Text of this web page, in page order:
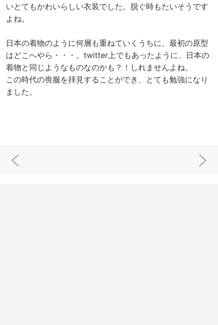
いとてもかわいらしい衣装でした。脱ぐ時もたいそうです
よね。
日本の着物のように何層も重ねていくうちに、最初の原型
はどこへやら・・・。twitter上でもあったように、日本の
着物と同じようなものなのかも？！しれませんよね。
この時代の喪服を拝見することができ、とても勉強になり
ました。